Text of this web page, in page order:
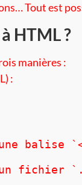
Tout est
HTML ?
manières :
:
balise
fichier